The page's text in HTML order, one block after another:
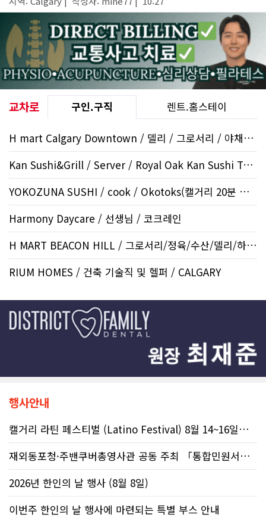
교차로 구인.구직 렌트.홈스테이
H mart Calgary Downtown / 델리 / 그로서리 / 야채부 / 13..
Kan Sushi&Grill / Server / Royal Oak Kan Sushi Tuscany..
YOKOZUNA SUSHI / cook / Okotoks(캘거리 20분 거리)
Harmony Daycare / 선생님 / 코크레인
H MART BEACON HILL / 그로서리/정육/수산/델리/하우스..
RIUM HOMES / 건축 기술직 및 헬퍼 / CALGARY
행사안내
캘거리 라틴 페스티벌 (Latino Festival) 8월 14~16일까지
재외동포청·주밴쿠버총영사관 공동 주최 「통합민원서비스 온라인 화상상담회..
2026년 한인의 날 행사 (8월 8일)
이번주 한인의 날 행사에 마련되는 특별 부스 안내